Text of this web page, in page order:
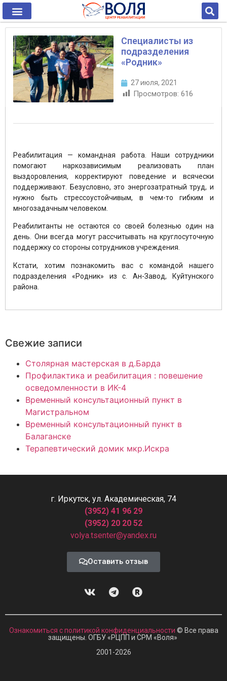
Специалисты из
подразделения
«Родник»
27 июля, 2021
Просмотров: 616
Реабилитация — командная работа. Наши сотрудники
помогают наркозависимым реализовать план
выздоровления, корректируют поведение и всячески
поддерживают. Безусловно, это энергозатратный труд, и
нужно быть стрессоустойчивым, в чем-то гибким и
многозадачным человеком.
Реабилитанты не остаются со своей болезнью один на
день. Они всегда могут рассчитывать на круглосуточную
поддержку со стороны сотрудников учреждения.
Кстати, хотим познакомить вас с командой нашего
подразделения «Родник» из с. Ан-Завод, Куйтунского
района.
Свежие записи
Столярная мастерская в д.Барда
Профилактика и реабилитация : повешение
осведомленности в ИК-4
Временный консультационный пункт в
Магистральном
Временный консультационный пункт в
Балаганске
Терапевтический домик мкр.Искра
г. Иркутск, ул. Академическая, 74
(3952) 41 96 29
(3952) 20 20 52
volya.tsenter@yandex.ru
Оставить отзыв
Ознакомиться с политикой конфиденциальности © Все права
защищены. ОГБУ «РЦПП и СРМ «Воля»
2001-2026